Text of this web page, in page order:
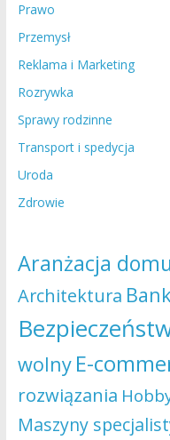
Prawo
Przemysł
Reklama i Marketing
Rozrywka
Sprawy rodzinne
Transport i spedycja
Uroda
Zdrowie
Aranżacja domu
Architektura
wolny E-
rozwiązania
Maszyny